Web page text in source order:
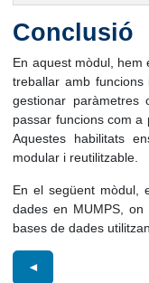
Conclusió
En aquest mòdul, hem
treballar amb
gestionar paràmetres
passar funcions com a
Aquestes habilitats
modular i reutilitzable.
En el següent mòdul,
dades en MUMPS,
bases de dades
◄